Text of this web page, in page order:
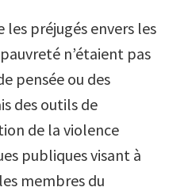
les préjugés envers les
n’étaient pas
pensée ou des
des outils de
de la violence
publiques visant à
membres du